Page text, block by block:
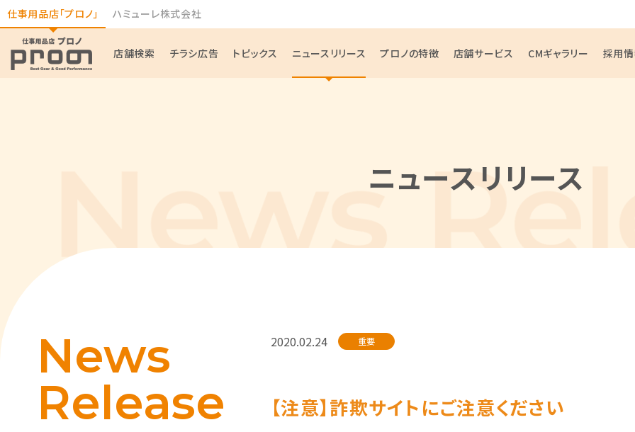
仕事用品店「プロノ」 ハミューレ株式会社
店舗検索 チラシ広告 トピックス ニュースリリース プロノの特徴 店舗サービス CMギャラリー 採用
ニュースリリース
News
Release
2020.02.24 重要
【注意】詐欺サイトにご注意ください